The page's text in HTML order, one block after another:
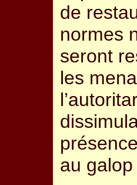
de
normes
seront
les
au